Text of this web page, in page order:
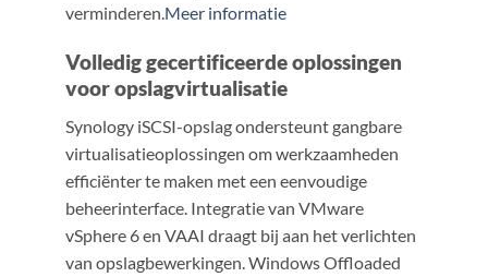
verminderen.Meer informatie
Volledig gecertificeerde oplossingen
voor opslagvirtualisatie
Synology iSCSI-opslag ondersteunt gangbare
virtualisatieoplossingen om werkzaamheden
efficiënter te maken met een eenvoudige
beheerinterface. Integratie van VMware
vSphere 6 en VAAI draagt bij aan het verlichten
van opslagbewerkingen. Windows Offloaded